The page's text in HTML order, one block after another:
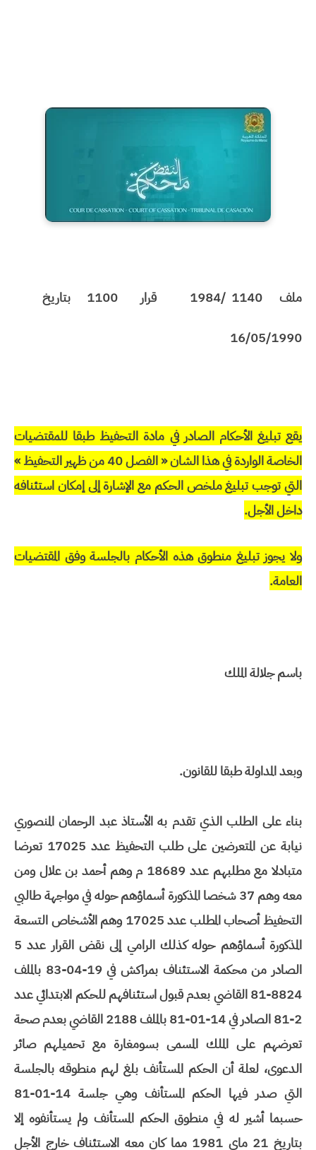
ملف 1140 /1984 قرار 1100 بتاريخ
16/05/1990
يقع تبليغ الأحكام الصادر في مادة التحفيظ طبقا للمقتضيات
الخاصة الواردة في هذا الشان « الفصل 40 من ظهير التحفيظ »
التي توجب تبليغ ملخص الحكم مع الإشارة إلى إمكان استئنافه
داخل الأجل.
ولا يجوز تبليغ منطوق هذه الأحكام بالجلسة وفق المقتضيات
العامة.
باسم جلالة الملك
وبعد المداولة طبقا للقانون.
بناء على الطلب الذي تقدم به الأستاذ عبد الرحمان المنصوري
نيابة عن المتعرضين على طلب التحفيظ عدد 17025 تعرضا
متبادلا مع مطلبهم عدد 18689 م وهم أحمد بن علال ومن
معه وهم 37 شخصا المذكورة أسماؤهم حوله في مواجهة طالبي
التحفيظ أصحاب المطلب عدد 17025 وهم الأشخاص التسعة
المذكورة أسماؤهم حوله كذلك الرامي إلى نقض القرار عدد 5
الصادر من محكمة الاستئناف بمراكش في 19-04-83 بالملف
8824-81 القاضي بعدم قبول استئنافهم للحكم الابتدائي عدد
2-81 الصادر في 14-01-81 بالملف 2188 القاضي بعدم صحة
تعرضهم على الملك المسمى بسومغارة مع تحميلهم صائر
الدعوى، لعلة أن الحكم المستأنف بلغ لهم منطوقه بالجلسة
التي صدر فيها الحكم المستأنف وهي جلسة 14-01-81
حسبما أشير له في منطوق الحكم المستأنف ولم يستأنفوه إلا
بتاريخ 21 ماي 1981 مما كان معه الاستئناف خارج الأجل